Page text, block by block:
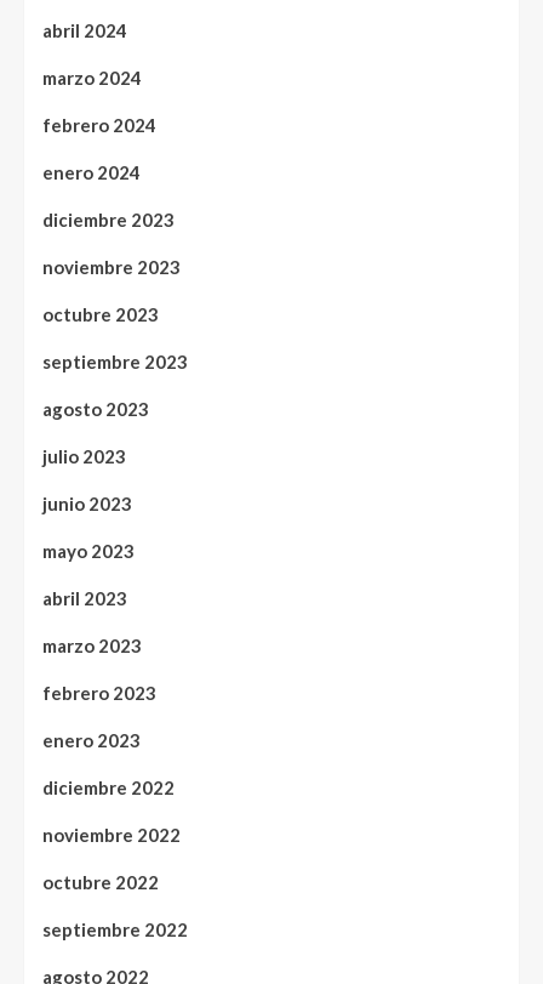
abril 2024
marzo 2024
febrero 2024
enero 2024
diciembre 2023
noviembre 2023
octubre 2023
septiembre 2023
agosto 2023
julio 2023
junio 2023
mayo 2023
abril 2023
marzo 2023
febrero 2023
enero 2023
diciembre 2022
noviembre 2022
octubre 2022
septiembre 2022
agosto 2022